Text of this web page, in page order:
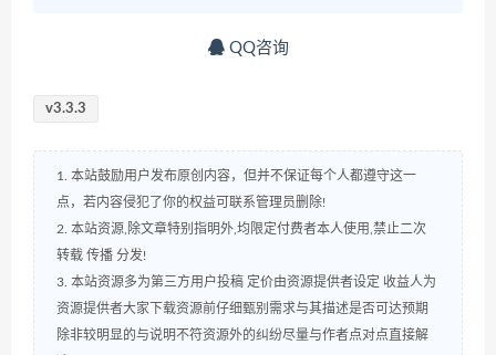
QQ咨询
v3.3.3
1. 本站鼓励用户发布原创内容，但并不保证每个人都遵守这一
点，若内容侵犯了你的权益可联系管理员删除!
2. 本站资源,除文章特别指明外,均限定付费者本人使用,禁止二次
转载 传播 分发!
3. 本站资源多为第三方用户投稿 定价由资源提供者设定 收益人为
资源提供者大家下载资源前仔细甄别需求与其描述是否可达预期
除非较明显的与说明不符资源外的纠纷尽量与作者点对点直接解